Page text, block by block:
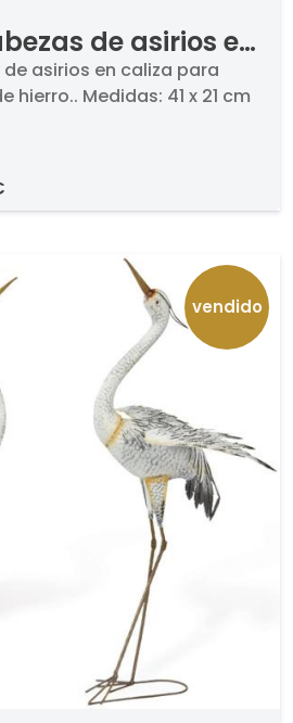
de asirios en
asirios en caliza para
hierro.. Medidas: 41 x 21 cm
vendido